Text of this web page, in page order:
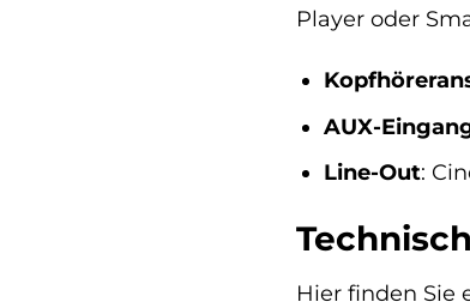
Player oder
AUX-
Line-Out:
Hier finden Sie